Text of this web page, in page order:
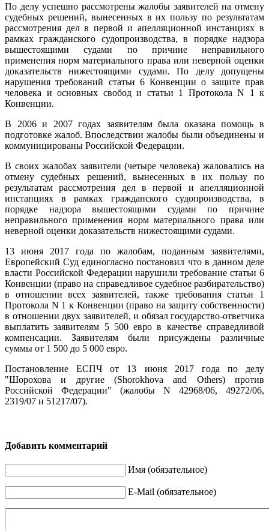
По делу успешно рассмотрены жалобы заявителей на отмену
судебных решений, вынесенных в их пользу по результатам
рассмотрения дел в первой и апелляционной инстанциях в
рамках гражданского судопроизводства, в порядке надзора
вышестоящими судами по причине неправильного
применения норм материального права или неверной оценки
доказательств нижестоящими судами. По делу допущены
нарушения требований статьи 6 Конвенции о защите прав
человека и основных свобод и статьи 1 Протокола N 1 к
Конвенции.
В 2006 и 2007 годах заявителям была оказана помощь в
подготовке жалоб. Впоследствии жалобы были объединены и
коммуницированы Российской Федерации.
В своих жалобах заявители (четыре человека) жаловались на
отмену судебных решений, вынесенных в их пользу по
результатам рассмотрения дел в первой и апелляционной
инстанциях в рамках гражданского судопроизводства, в
порядке надзора вышестоящими судами по причине
неправильного применения норм материального права или
неверной оценки доказательств нижестоящими судами.
13 июня 2017 года по жалобам, поданным заявителями,
Европейский Суд единогласно постановил что в данном деле
власти Российской Федерации нарушили требование статьи 6
Конвенции (право на справедливое судебное разбирательство)
в отношении всех заявителей, также требования статьи 1
Протокола N 1 к Конвенции (право на защиту собственности)
в отношении двух заявителей, и обязал государство-ответчика
выплатить заявителям 5 500 евро в качестве справедливой
компенсации. Заявителям были присуждены различные
суммы от 1 500 до 5 000 евро.
Постановление ЕСПЧ от 13 июня 2017 года по делу
"Шорохова и другие (Shorokhova and Others) против
Российской Федерации" (жалобы N 42968/06, 49272/06,
2319/07 и 51217/07).
Добавить комментарий
Имя (обязательное)
E-Mail (обязательное)